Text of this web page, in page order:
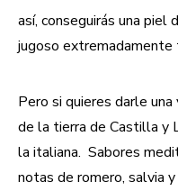
así, conseguirás una piel
jugoso extremadamente
Pero si quieres darle
de la tierra de Castilla y
la italiana. Sabores
notas de romero, salvia